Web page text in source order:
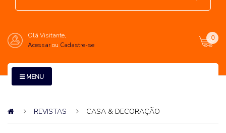
Olá Visitante,
Acessarou Cadastre-se
0
MENU
REVISTAS CASA & DECORAÇÃO